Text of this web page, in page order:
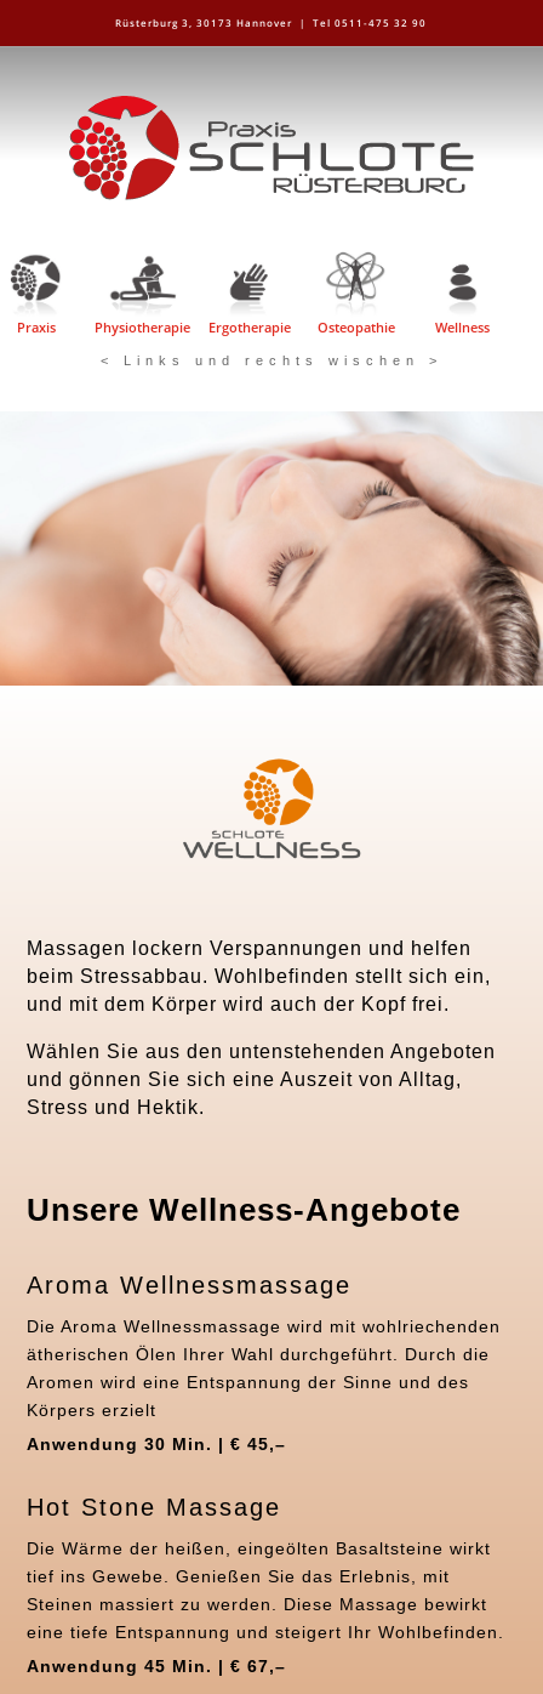
Rüsterburg 3, 30173 Hannover |Tel 0511-475 32 90
Praxis Physiotherapie Ergotherapie Osteopathie Wellness
< Links und rechts wischen >
Massagen lockern Verspannungen und helfen
beim Stressabbau. Wohlbefinden stellt sich ein,
und mit dem Körper wird auch der Kopf frei.
Wählen Sie aus den untenstehenden Angeboten
und gönnen Sie sich eine Auszeit von Alltag,
Stress und Hektik.
Unsere Wellness-Angebote
Aroma Wellnessmassage
Die Aroma Wellnessmassage wird mit wohlriechenden
ätherischen Ölen Ihrer Wahl durchgeführt. Durch die
Aromen wird eine Entspannung der Sinne und des
Körpers erzielt
Anwendung 30 Min. | € 45,–
Hot Stone Massage
Die Wärme der heißen, eingeölten Basaltsteine wirkt
tief ins Gewebe. Genießen Sie das Erlebnis, mit
Steinen massiert zu werden. Diese Massage bewirkt
eine tiefe Entspannung und steigert Ihr Wohlbefinden.
Anwendung 45 Min. | € 67,–